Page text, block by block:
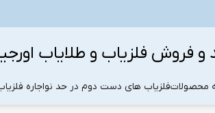
و فروش فلزیاب و طلایاب
محصولاتفلزیاب های دست دوم در حد نواجاره